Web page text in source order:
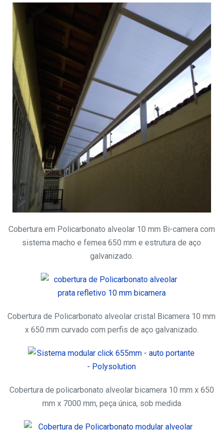
Cobertura em Policarbonato alveolar 10 mm Bi-camera com
sistema macho e femea 650 mm e estrutura de aço
galvanizado.
Cobertura de Policarbonato alveolar cristal Bicamera 10 mm
x 650 mm curvado com perfis de aço galvanizado.
Cobertura de policarbonato alveolar bicamera 10 mm x 650
mm x 7000 mm, peça única, sob medida